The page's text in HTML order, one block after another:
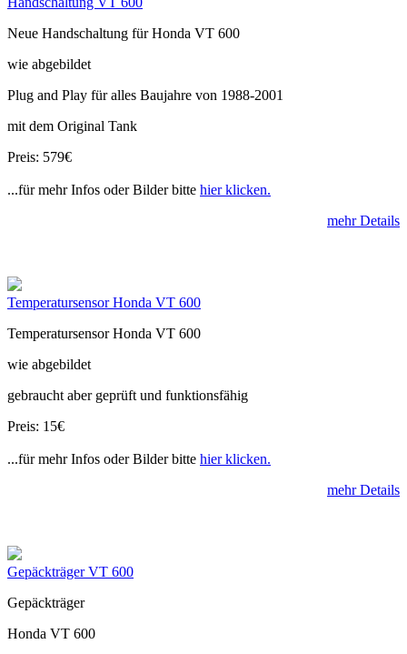
Neue Handschaltung für Honda VT 600
wie abgebildet
Plug and Play für alles Baujahre von 1988-2001
mit dem Original Tank
Preis: 579€
...für mehr Infos oder Bilder bitte hier klicken.
mehr Details
Temperatursensor Honda VT 600
Temperatursensor Honda VT 600
wie abgebildet
gebraucht aber geprüft und funktionsfähig
Preis: 15€
...für mehr Infos oder Bilder bitte hier klicken.
mehr Details
Gepäckträger VT 600
Gepäckträger
Honda VT 600